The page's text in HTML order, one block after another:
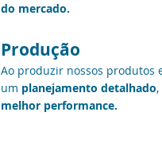
do mercado.
Produção
Ao produzir nossos produtos
um planejamento detalhado
melhor performance.